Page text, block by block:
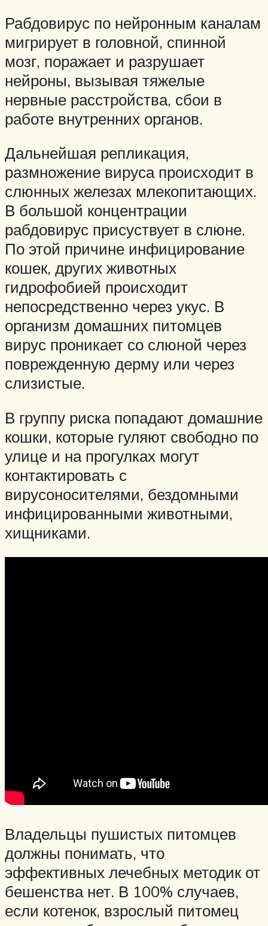
Рабдовирус по нейронным каналам
мигрирует в головной, спинной
мозг, поражает и разрушает
нейроны, вызывая тяжелые
нервные расстройства, сбои в
работе внутренних органов.
Дальнейшая репликация,
размножение вируса происходит в
слюнных железах млекопитающих.
В большой концентрации
рабдовирус присуствует в слюне.
По этой причине инфицирование
кошек, других животных
гидрофобией происходит
непосредственно через укус. В
организм домашних питомцев
вирус проникает со слюной через
поврежденную дерму или через
слизистые.
В группу риска попадают домашние
кошки, которые гуляют свободно по
улице и на прогулках могут
контактировать с
вирусоносителями, бездомными
инфицированными животными,
хищниками.
Владельцы пушистых питомцев
должны понимать, что
эффективных лечебных методик от
бешенства нет. В 100% случаев,
если котенок, взрослый питомец